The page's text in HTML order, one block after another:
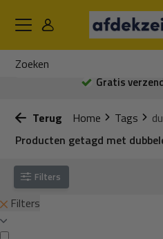
Gratis
Terug Home Tags
Producten getagd met
Filters
Filters